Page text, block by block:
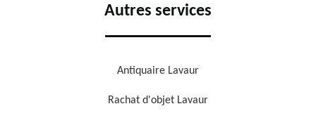
Autres services
Antiquaire Lavaur
Rachat d'objet Lavaur